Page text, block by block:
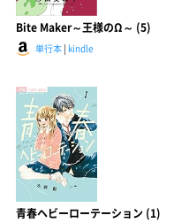
Bite Maker～王様のΩ～ (5)
単行本 | kindle
青春ヘビーローテーション (1)